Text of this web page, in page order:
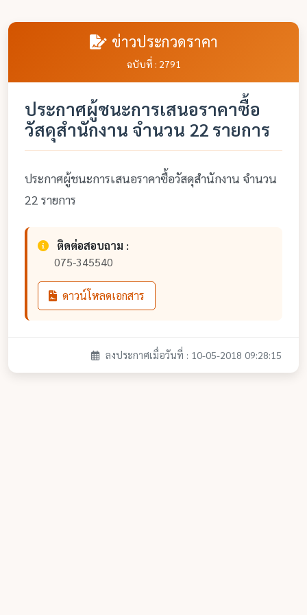
ข่าวประกวดราคา
ฉบับที่ : 2791
ประกาศผู้ชนะการเสนอราคาซื้อ
วัสดุสำนักงาน จำนวน 22 รายการ
ประกาศผู้ชนะการเสนอราคาซื้อวัสดุสำนักงาน จำนวน
22 รายการ
ติดต่อสอบถาม :
075-345540
ดาวน์โหลดเอกสาร
ลงประกาศเมื่อวันที่ : 10-05-2018 09:28:15